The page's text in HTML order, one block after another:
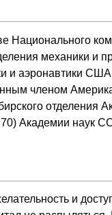
Национального
механики и
и аэронавтики
членом
отделения
Академии наук
и